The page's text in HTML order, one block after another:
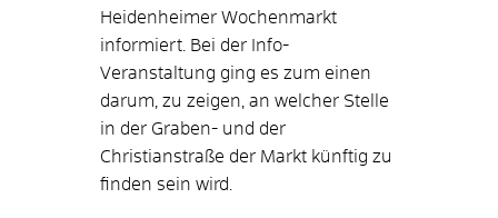
Heidenheimer Wochenmarkt
informiert. Bei der Info-
Veranstaltung ging es zum einen
darum, zu zeigen, an welcher Stelle
in der Graben- und der
Christianstraße der Markt künftig zu
finden sein wird.